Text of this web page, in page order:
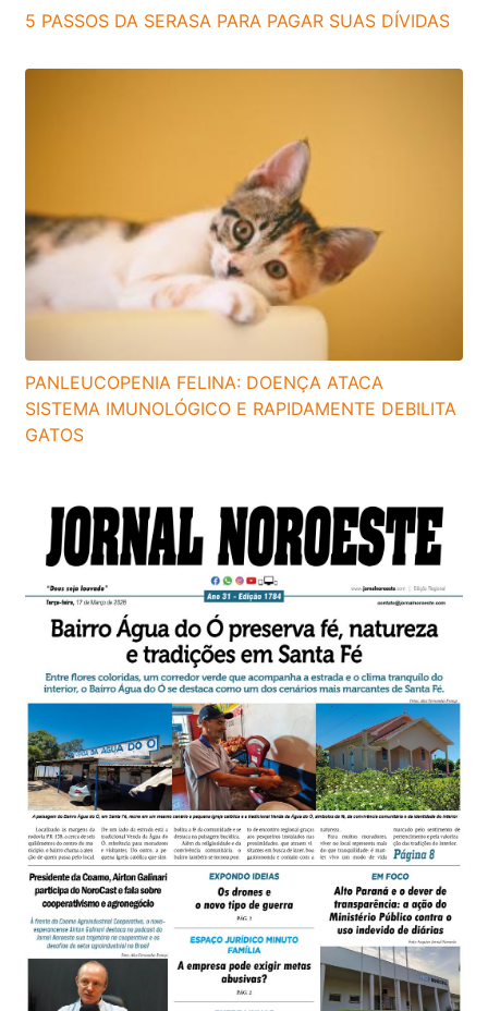
5 PASSOS DA SERASA PARA PAGAR SUAS DÍVIDAS
PANLEUCOPENIA FELINA: DOENÇA ATACA
SISTEMA IMUNOLÓGICO E RAPIDAMENTE DEBILITA
GATOS